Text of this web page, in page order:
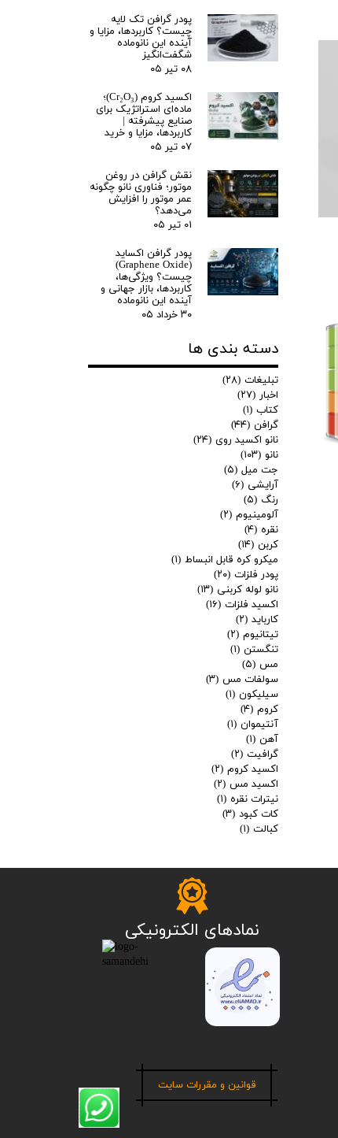
پودر گرافن تک لایه
چیست؟ کاربردها، مزایا و
آینده این نانوماده
شگفت‌انگیز
۰۸ تیر ۰۵
اکسید کروم (Cr₂O₃)؛
ماده‌ای استراتژیک برای
صنایع پیشرفته |
کاربردها، مزایا و خرید
۰۷ تیر ۰۵
نقش گرافن در روغن
موتور؛ فناوری نانو چگونه
عمر موتور را افزایش
می‌دهد؟
۰۱ تیر ۰۵
پودر گرافن اکساید
(Graphene Oxide)
چیست؟ ویژگی‌ها،
کاربردها، بازار جهانی و
آینده این نانوماده
۳۰ خرداد ۰۵
دسته بندی ها
تبلیغات (۲۸)
اخبار (۲۷)
کتاب (۱)
گرافن (۴۴)
نانو اکسید روی (۲۴)
نانو (۱۰۳)
جت میل (۵)
آرایشی (۶)
رنگ (۵)
آلومینیوم (۲)
نقره (۴)
کربن (۱۴)
میکرو کره قابل انبساط (۱)
پودر فلزات (۲۰)
نانو لوله کربنی (۱۳)
اکسید فلزات (۱۶)
کارباید (۲)
تیتانیوم (۲)
تنگستن (۱)
مس (۵)
سولفات مس (۳)
سیلیکون (۱)
کروم (۴)
آنتیموان (۱)
آهن (۱)
گرافیت (۲)
اکسید کروم (۲)
اکسید مس (۲)
نیترات نقره (۱)
کات کبود (۳)
کبالت (۱)
​نمادهای الکترونیکی
قوانین و مقررات سایت